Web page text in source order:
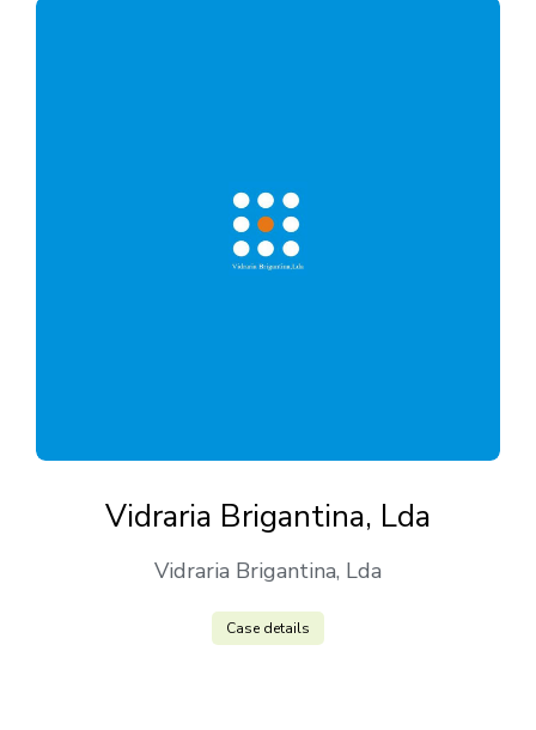
Vidraria Brigantina, Lda
Vidraria Brigantina, Lda
Case details